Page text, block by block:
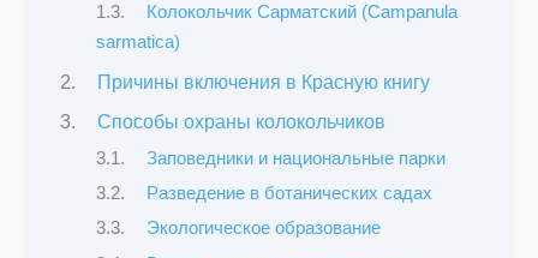
Колокольчик Сарматский (Campanula
sarmatica)
Причины включения в Красную книгу
Способы охраны колокольчиков
Заповедники и национальные парки
Разведение в ботанических садах
Экологическое образование